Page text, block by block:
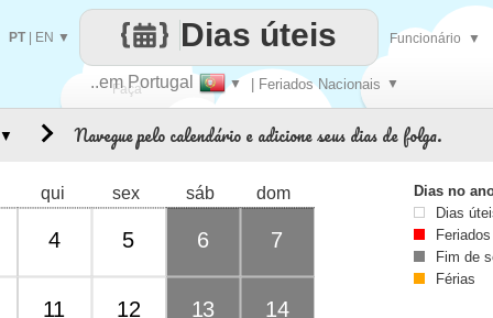
Faça
..em Portugal ▼ | Feriados Nacionais ▼
Dias úteis
PT| EN ▼ Funcionário ▼
Navegue pelo calendário e adicione seus dias de folga.
qui sex sáb dom
4 5 6 7
11 12 13 14
▼
Dias no
Dias
Feriados
Fim de
Férias